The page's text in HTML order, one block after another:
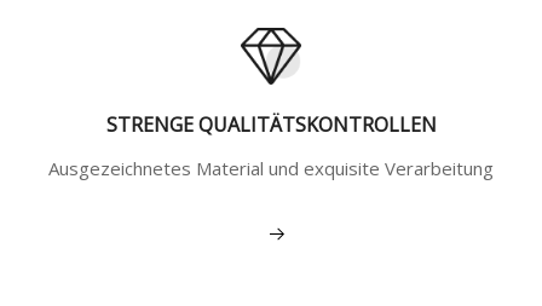
STRENGE QUALITÄTSKONTROLLEN
Ausgezeichnetes Material und exquisite Verarbeitung
Mehr sehen